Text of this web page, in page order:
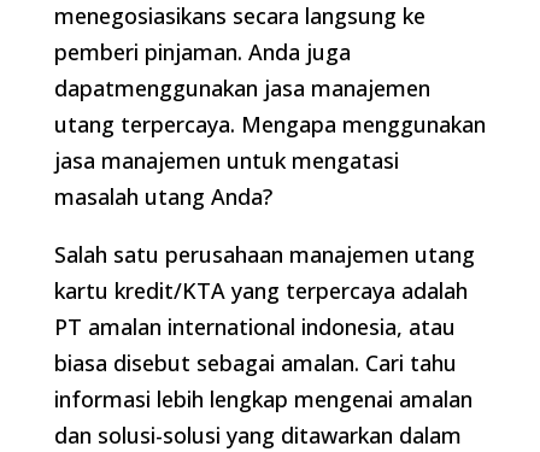
menegosiasikans secara langsung ke
pemberi pinjaman. Anda juga
dapatmenggunakan jasa manajemen
utang terpercaya. Mengapa menggunakan
jasa manajemen untuk mengatasi
masalah utang Anda?
Salah satu perusahaan manajemen utang
kartu kredit/KTA yang terpercaya adalah
PT amalan international indonesia, atau
biasa disebut sebagai amalan. Cari tahu
informasi lebih lengkap mengenai amalan
dan solusi-solusi yang ditawarkan dalam